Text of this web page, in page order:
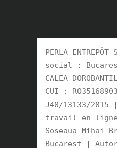
PERLA
social :
CALEA
CUI :
J40/13133/
travail en
Soseaua Mihai
Bucarest |